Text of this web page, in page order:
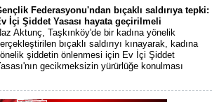
Federasyonu'ndan bıçaklı saldırıya tepki:
İçi Şiddet Yasası hayata geçirilmeli
Aktunç, Taşkınköy'de bir kadına yönelik
bıçaklı saldırıyı kınayarak, kadına
şiddetin önlenmesi için Ev İçi Şiddet
gecikmeksizin yürürlüğe konulması